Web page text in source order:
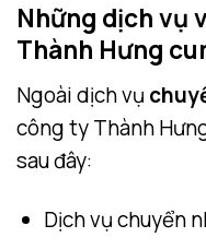
Những dịch vụ
Thành Hưng
Ngoài dịch vụ
công ty Thành
sau đây:
Dịch vụ chuyển